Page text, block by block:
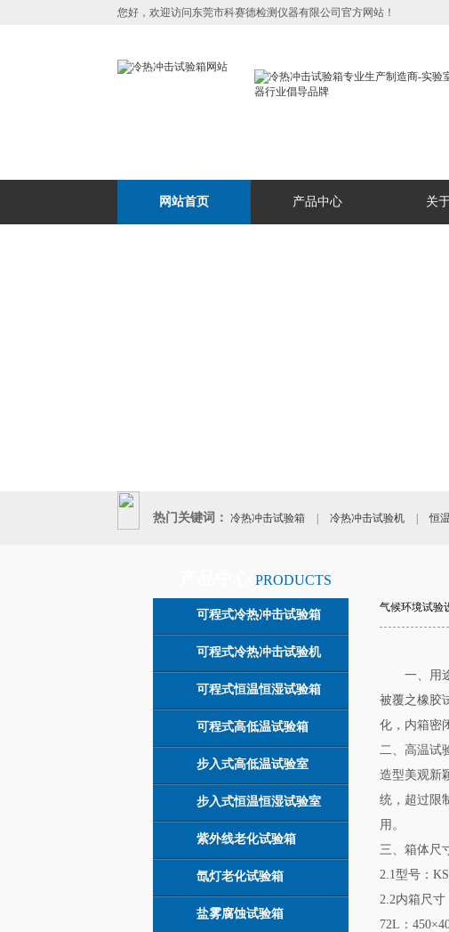
您好，欢迎访问东莞市科赛德检测仪器有限公司官方网站！
网站首页 产品中心 关
热门关键词： 冷热冲击试验箱 冷热冲击试验机 恒
PRODUCTS
可程式冷热冲击试验箱
可程式冷热冲击试验机
可程式恒温恒湿试验箱
可程式高低温试验箱
步入式高低温试验室
步入式恒温恒湿试验室
紫外线老化试验箱
氙灯老化试验箱
盐雾腐蚀试验箱
气候环境试验
一、用
被覆之橡胶
化，内箱密
二、高温试
造型美观新
统，超过限
用。
三、箱体尺
2.1型号：
2.2内箱尺寸
72L：